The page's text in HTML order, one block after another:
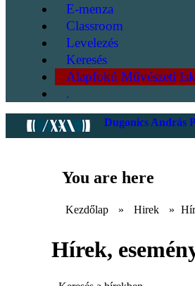
E-menza
Classroom
Levelezés
Keresés
Alapfokú Művészeti
.
Dugonics András
You are here
Kezdőlap » Hirek »
Hírek,